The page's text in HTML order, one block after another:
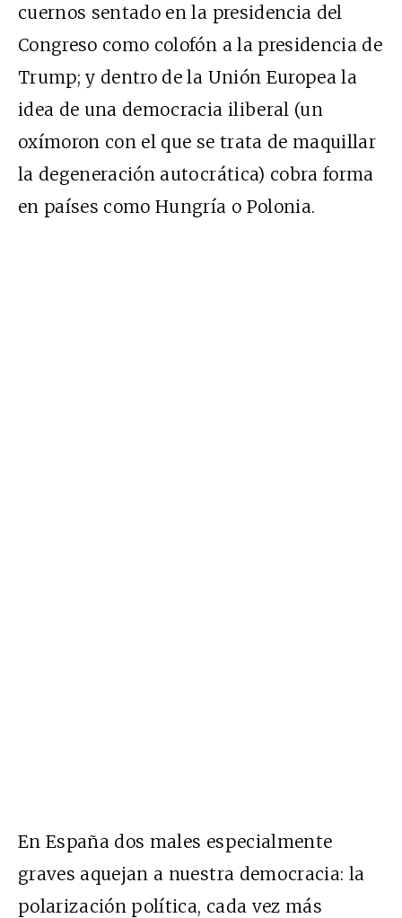
cuernos sentado en la presidencia del
Congreso como colofón a la presidencia de
Trump; y dentro de la Unión Europea la
idea de una democracia iliberal (un
oxímoron con el que se trata de maquillar
la degeneración autocrática) cobra forma
en países como Hungría o Polonia.
En España dos males especialmente
graves aquejan a nuestra democracia: la
polarización política, cada vez más